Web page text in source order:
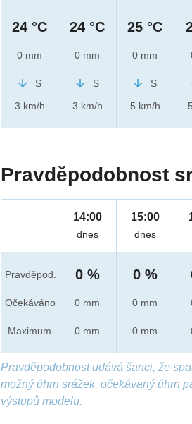
24 °C
0 mm
S
3 km/h
24 °C
0 mm
S
3 km/h
25 °C
0 mm
S
5 km/h
Pravděpodobnost
Pravděpod.
Očekáváno
Maximum
14:00
dnes
0 %
0 mm
0 mm
15:00
dnes
0 %
0 mm
0 mm
Pravděpodobnost udává šanci, že
možný úhrn srážek, očekávaný úhrn
výstupů modelu.